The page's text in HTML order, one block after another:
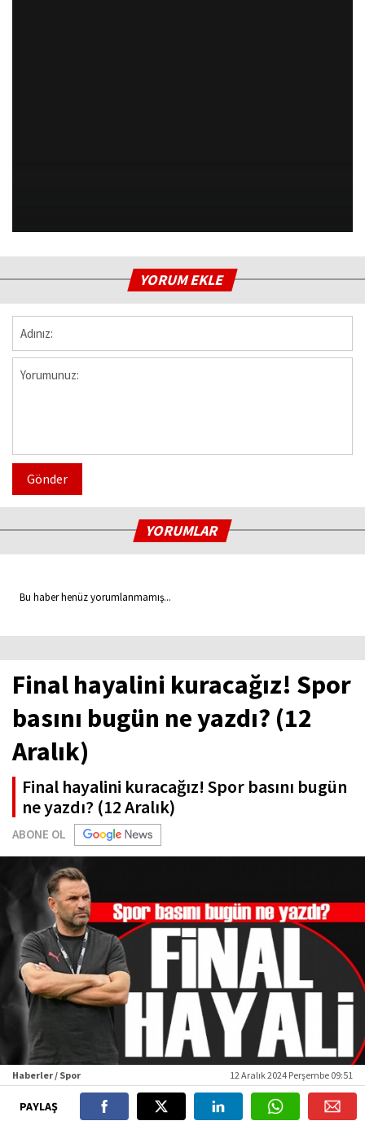
YORUM EKLE
Gönder
YORUMLAR
Bu haber henüz yorumlanmamış...
Final hayalini kuracağız! Spor
basını bugün ne yazdı? (12
Aralık)
Final hayalini kuracağız! Spor basını bugün
ne yazdı? (12 Aralık)
ABONE OL
Haberler / Spor 12 Aralık 2024 Perşembe 09:51
PAYLAŞ